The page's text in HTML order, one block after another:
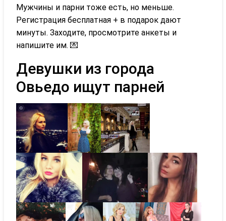
Мужчины и парни тоже есть, но меньше.
Регистрация бесплатная + в подарок дают
минуты. Заходите, просмотрите анкеты и
напишите им. 💌
Девушки из города
Овьедо ищут парней